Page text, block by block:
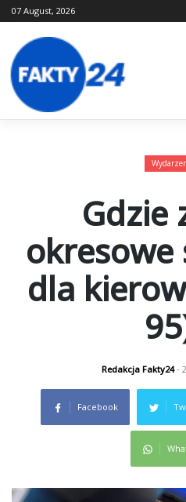
Skip
to
07 August, 2026
Gdzie
okresowe
dla
Redakcja Fakty24-
Facebook